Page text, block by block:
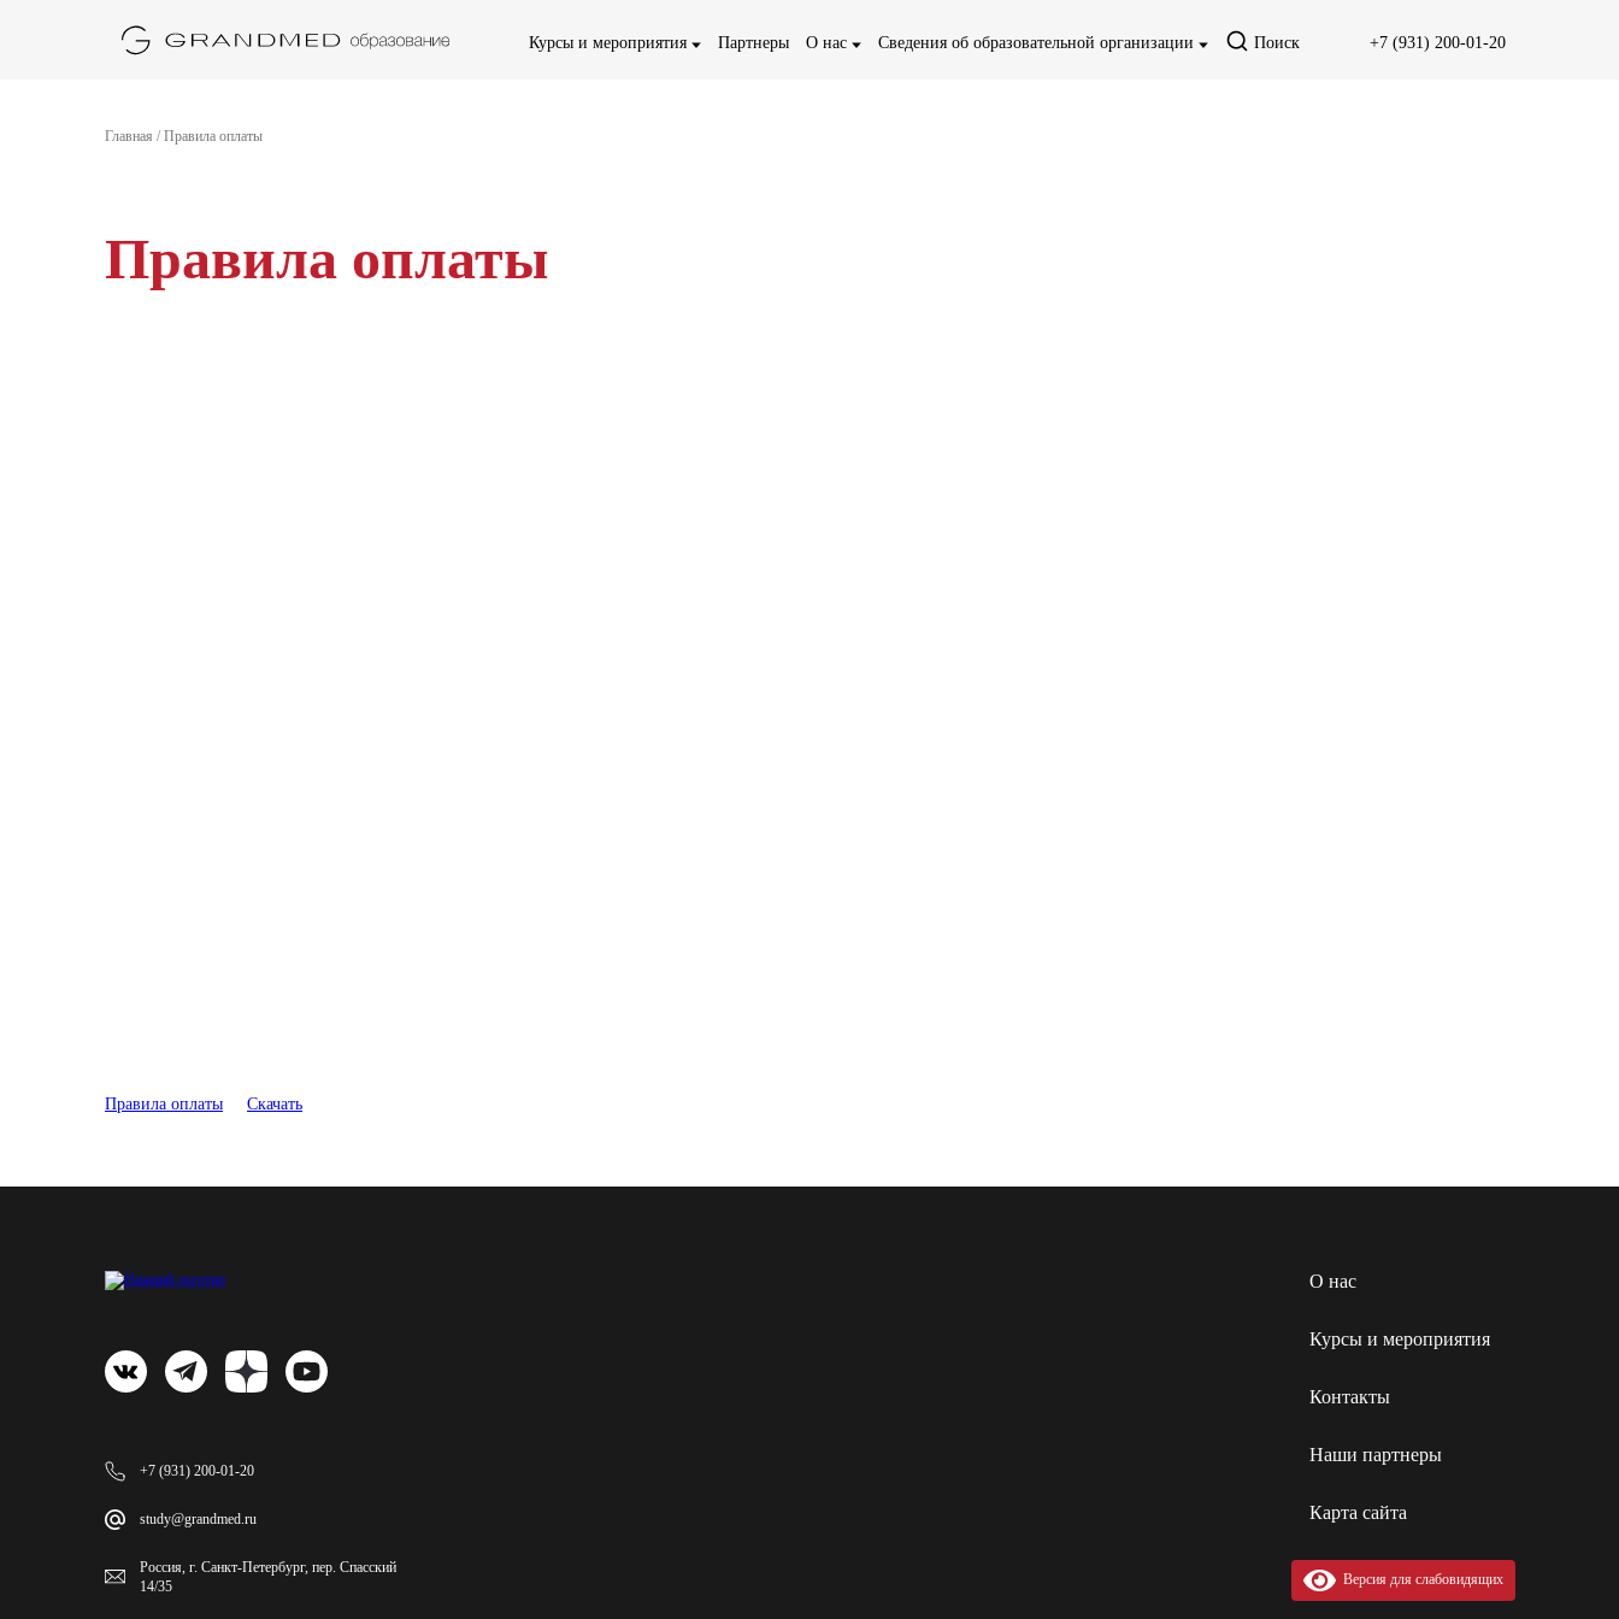
Курсы и мероприятия Партнеры О нас Сведения об образовательной организации Поиск +7 (931) 200-01-20
Главная /Правила оплаты
Правила оплаты
Правила оплаты Скачать
+7 (931) 200-01-20
study@grandmed.ru
Россия, г. Санкт-Петербург, пер. Спасский
14/35
О нас
Курсы и мероприятия
Контакты
Наши партнеры
Карта сайта
Версия для слабовидящих